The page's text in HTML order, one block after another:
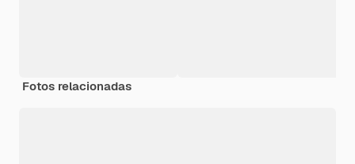
Fotos relacionadas